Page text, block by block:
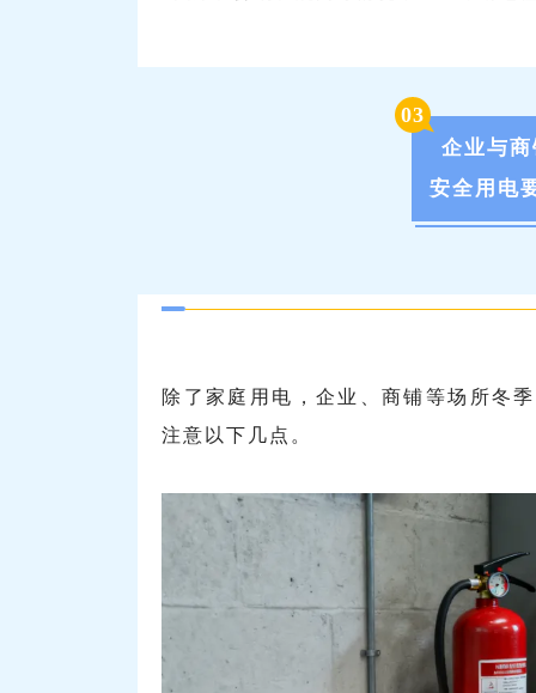
03
企业与商
安全用电
除了家庭用电，企业、商铺等场所冬
注意以下几点。